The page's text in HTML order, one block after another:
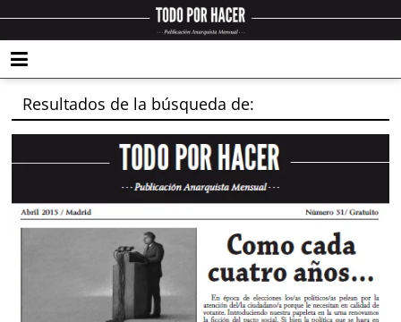
Resultados de la búsqueda de: